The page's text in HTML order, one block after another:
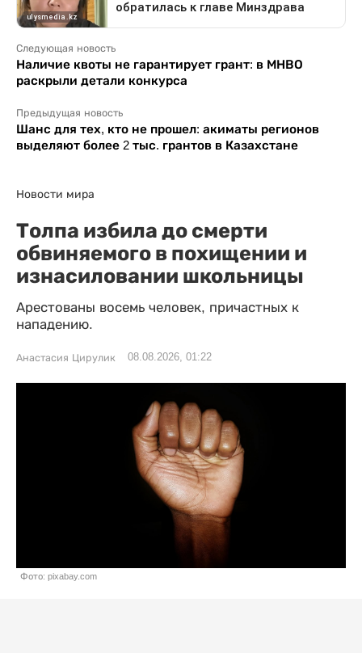
Следующая новость
Наличие квоты не гарантирует грант: в МНВО
раскрыли детали конкурса
Предыдущая новость
Шанс для тех, кто не прошел: акиматы регионов
выделяют более 2 тыс. грантов в Казахстане
Новости мира
Толпа избила до смерти
обвиняемого в похищении и
изнасиловании школьницы
Арестованы восемь человек, причастных к
нападению.
Анастасия Цирулик 08.08.2026, 01:22
Фото: pixabay.com